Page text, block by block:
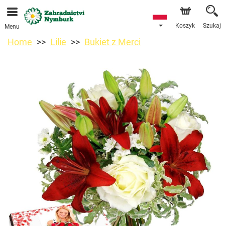
Przyjmujemy zamówienia za pośrednictwem naszego
sklepu internetowego. Najbliższy możliwy termin dostawy
to 11.08.2026 z powodu urlopu.
Menu Koszyk Szukaj
Home Lilie Bukiet z Merci